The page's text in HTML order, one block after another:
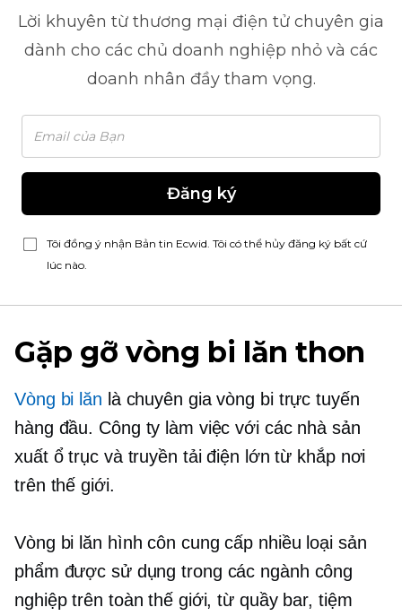
Lời khuyên từ thương mại điện tử chuyên gia
dành cho các chủ doanh nghiệp nhỏ và các
doanh nhân đầy tham vọng.
Đăng ký
Tôi đồng ý nhận Bản tin Ecwid. Tôi có thể hủy đăng ký bất cứ
lúc nào.
Gặp gỡ vòng bi lăn thon
Vòng bi lăn là chuyên gia vòng bi trực tuyến
hàng đầu. Công ty làm việc với các nhà sản
xuất ổ trục và truyền tải điện lớn từ khắp nơi
trên thế giới.
Vòng bi lăn hình côn cung cấp nhiều loại sản
phẩm được sử dụng trong các ngành công
nghiệp trên toàn thế giới, từ quầy bar, tiệm